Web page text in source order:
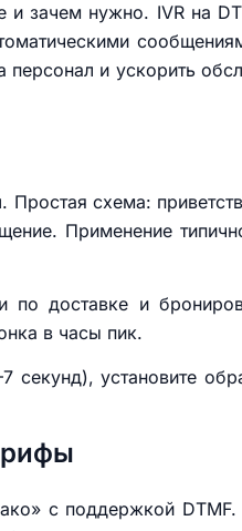
зачем нужно. IVR на
персонал и ускорить
Простая схема:
Применение
по доставке и
в часы пик.
секунд), установите
с поддержкой